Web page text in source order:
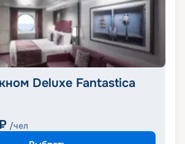
Deluxe Fantastica
/чел